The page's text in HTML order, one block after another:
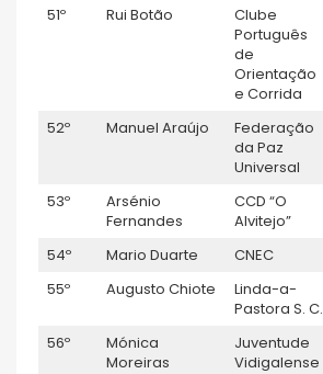
51º Rui Botão
Clube
Português
de
Orientação
e Corrida
52º Manuel Araújo
Federação
da Paz
Universal
53º
Arsénio
Fernandes
CCD “O
Alvitejo”
54º Mario Duarte CNEC
55º
Augusto Chiote
Linda-a-
Pastora S. C.
56º
Mónica
Moreiras
Juventude
Vidigalense